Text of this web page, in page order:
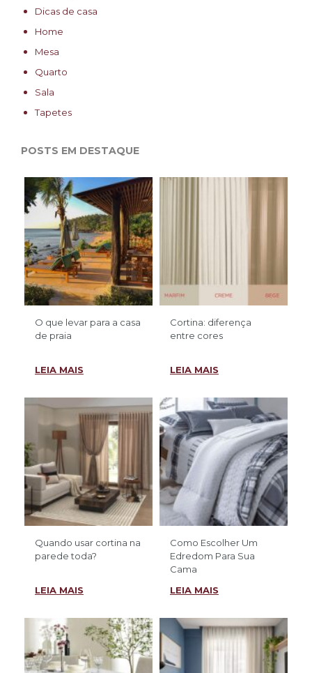
Dicas de casa
Home
Mesa
Quarto
Sala
Tapetes
POSTS EM DESTAQUE
O que levar para a casa
de praia
LEIA MAIS
Cortina: diferença
entre cores
LEIA MAIS
Quando usar cortina na
parede toda?
LEIA MAIS
Como Escolher Um
Edredom Para Sua
Cama
LEIA MAIS